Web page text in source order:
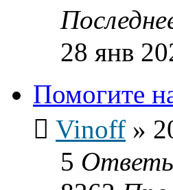
28 янв
Помогите
Vinoff »
5